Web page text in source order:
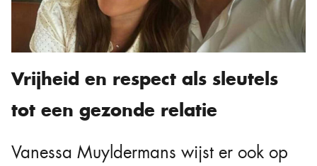
Vrijheid en respect als sleutels
tot een gezonde relatie
Vanessa Muyldermans wijst er ook op